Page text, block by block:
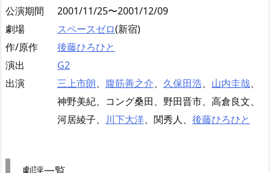
公演期間
2001/11/25〜2001/12/09
劇場
スペースゼロ(新宿)
作/原作
後藤ひろひと
演出
G2
出演
三上市朗、 腹筋善之介、 久保田浩、 山内圭哉、
神野美紀、コング桑田、野田晋市、高倉良文、
河居綾子、 川下大洋、関秀人、 後藤ひろひと